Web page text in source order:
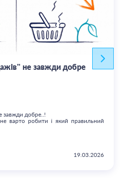
не завжди добре
завжди добре..!
варто робити і який правильний
19.03.2026